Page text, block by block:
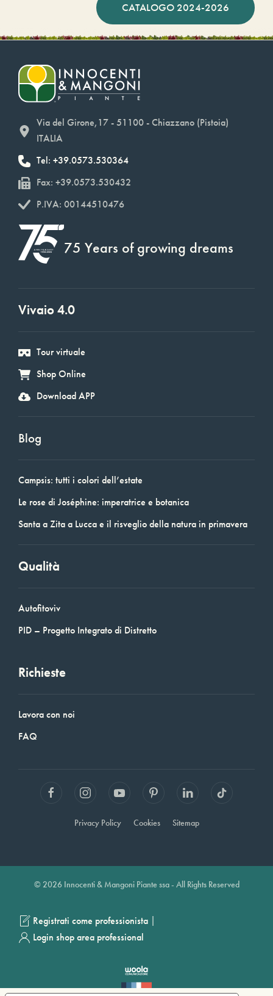
CATALOGO 2024-2026
Via del Girone,17 - 51100 - Chiazzano (Pistoia)
ITALIA
Tel: +39.0573.530364
Fax: +39.0573.530432
P.IVA: 00144510476
75 Years of growing dreams
Vivaio 4.0
Tour virtuale
Shop Online
Download APP
Blog
Campsis: tutti i colori dell’estate
Le rose di Joséphine: imperatrice e botanica
Santa a Zita a Lucca e il risveglio della natura in primavera
Qualità
Autofitoviv
PID – Progetto Integrato di Distretto
Richieste
Lavora con noi
FAQ
Privacy Policy Cookies Sitemap
© 2026 Innocenti & Mangoni Piante ssa - All Rights Reserved
Registrati come professionista |
Login shop area professional